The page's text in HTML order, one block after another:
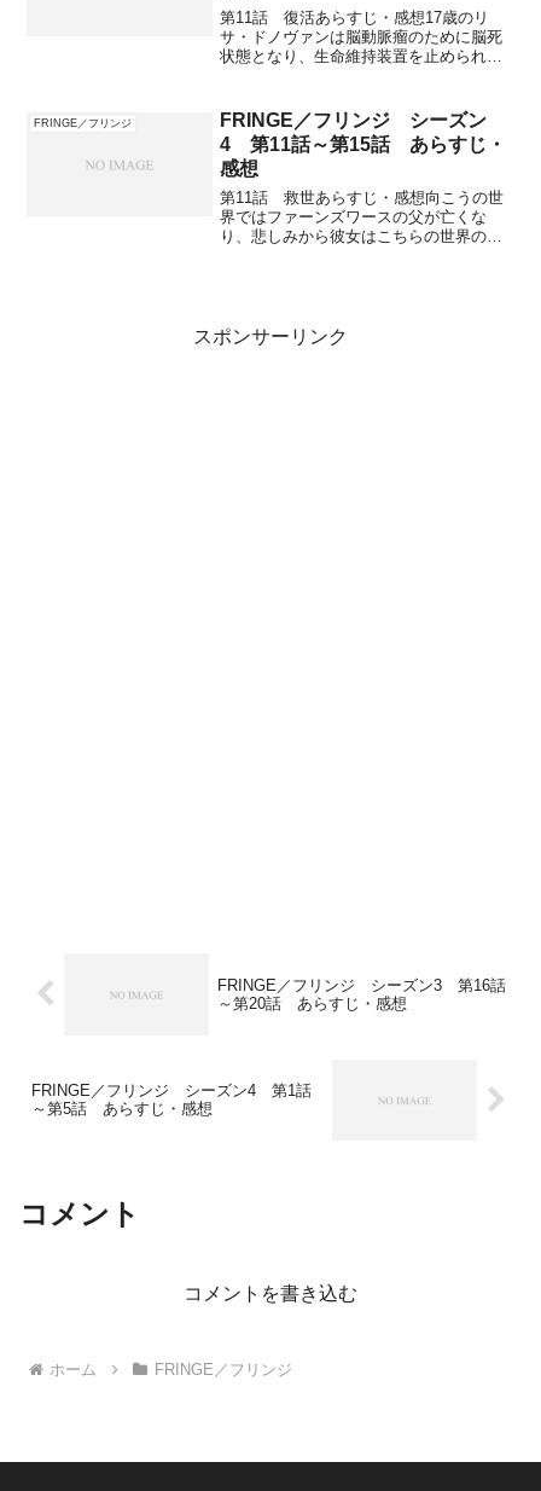
第11話 復活あらすじ・感想17歳のリ
サ・ドノヴァンは脳動脈瘤のために脳死
状態となり、生命維持装置を止められ
と数字を叫んで目を覚ます。リサが言っ
た言葉はロシア語の軍のコ...
FRINGE／フリンジ
FRINGE／フリンジ シーズン
4 第11話～第15話 あらすじ・
感想
第11話 救世あらすじ・感想向こうの世
界ではファーンズワースの父が亡くな
り、悲しみから彼女はこちらの世界のア
スポンサーリンク
FRINGE／フリンジ シーズン3 第16話
～第20話 あらすじ・感想
FRINGE／フリンジ シーズン4 第1話
～第5話 あらすじ・感想
コメント
コメントを書き込む
ホーム FRINGE／フリンジ